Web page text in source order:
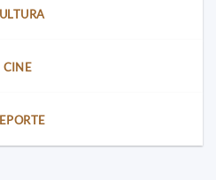
CINE